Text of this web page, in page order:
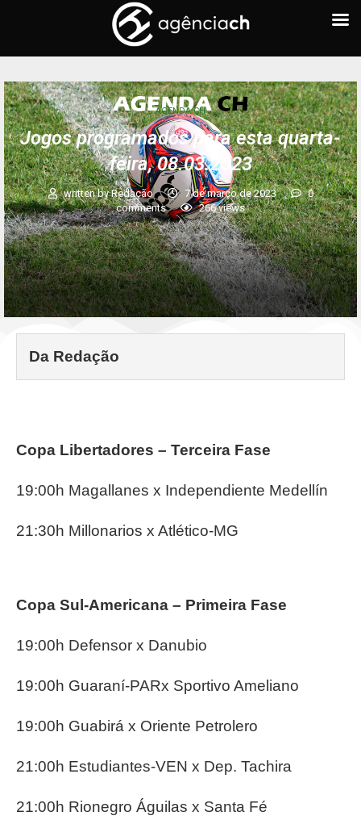
AGENDA CH
Jogos programados para esta quarta-
feira, 08.03.2023
written byRedação 7 de março de 2023
0
comments
266views
Da Redação
Copa Libertadores – Terceira Fase
19:00h Magallanes x Independiente Medellín
21:30h Millonarios x Atlético-MG
Copa Sul-Americana – Primeira Fase
19:00h Defensor x Danubio
19:00h Guaraní-PARx Sportivo Ameliano
19:00h Guabirá x Oriente Petrolero
21:00h Estudiantes-VEN x Dep. Tachira
21:00h Rionegro Águilas x Santa Fé